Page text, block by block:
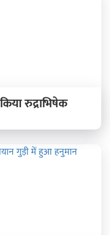
रुद्राभिषेक